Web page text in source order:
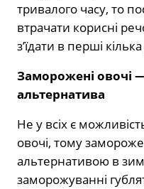
тривалого часу, то
втрачати корисні
з’їдати в перші
Заморожені овочі
альтернатива
Не у всіх є
овочі, тому
альтернативою в
заморожуванні